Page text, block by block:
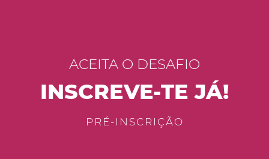
ACEITA O DESAFIO
INSCREVE-TE JÁ!
PRÉ-INSCRIÇÃO